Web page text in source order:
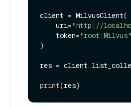
client = MilvusClient(
    uri=
"http://
    token=
"root:Milvus"
)
res =
print